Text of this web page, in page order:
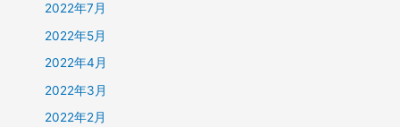
2022年7月
2022年5月
2022年4月
2022年3月
2022年2月